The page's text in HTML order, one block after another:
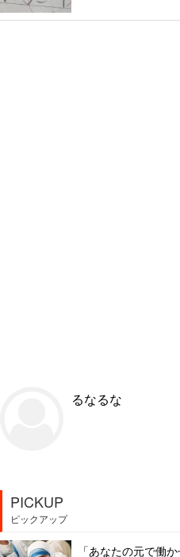
るなるな
PICKUP
ピックアップ
「あなたの元で働